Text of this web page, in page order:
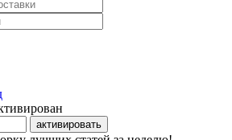
активировать